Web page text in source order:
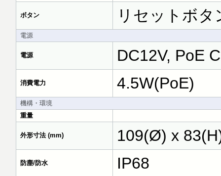
ボタン リセットボタ
電源
電源 DC12V, PoE
消費電力 4.5W(PoE)
機構・環境
重量
外形寸法 (mm) 109(Ø) x
防塵/防水 IP68